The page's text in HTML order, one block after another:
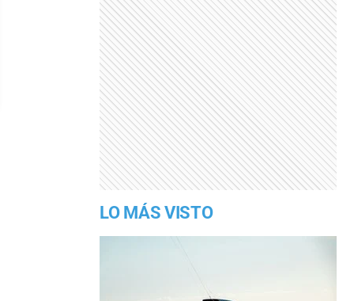
LO MÁS VISTO